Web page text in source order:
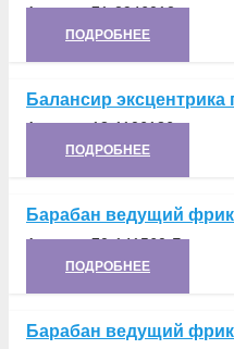
Артикул:71-2946012
ПОДРОБНЕЕ
Балансир
Артикул:13-1106186
ПОДРОБНЕЕ
Барабан ведущий
Артикул:70-141560-Б
ПОДРОБНЕЕ
Барабан ведущий